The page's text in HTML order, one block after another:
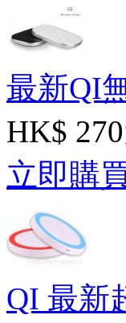
最新QI
HK$
立即購
QI 最新